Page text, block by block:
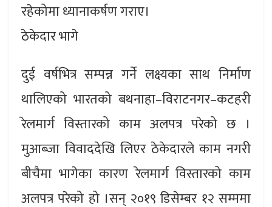
रहेकोमा ध्यानाकर्षण गराए।
ठेकेदार भागे
दुई वर्षभित्र सम्पन्न गर्ने लक्ष्यका साथ निर्माण
थालिएको भारतको बथनाहा–विराटनगर–कटहरी
रेलमार्ग विस्तारको काम अलपत्र परेको छ ।
मुआब्जा विवाददेखि लिएर ठेकेदारले काम नगरी
बीचैमा भागेका कारण रेलमार्ग विस्तारको काम
अलपत्र परेको हो ।सन् २०१९ डिसेम्बर १२ सम्ममा